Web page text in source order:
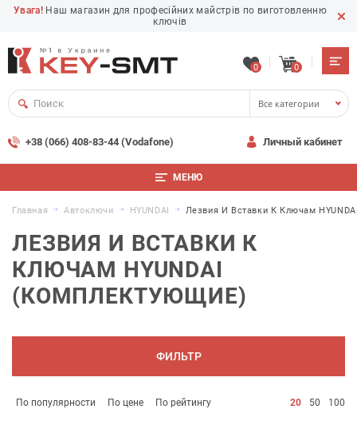
Увага! Наш магазин для професійних майстрів по виготовленню
ключів
0 0
Все категории
+38 (066) 408-83-44 (Vodafone) Личный кабинет
МЕНЮ
Главная Автоключи HYUNDAI Лезвия И Вставки К Ключам
ЛЕЗВИЯ И ВСТАВКИ К
КЛЮЧАМ HYUNDAI
(КОМПЛЕКТУЮЩИЕ)
ФИЛЬТР
По популярности По цене По рейтингу 20 50 100